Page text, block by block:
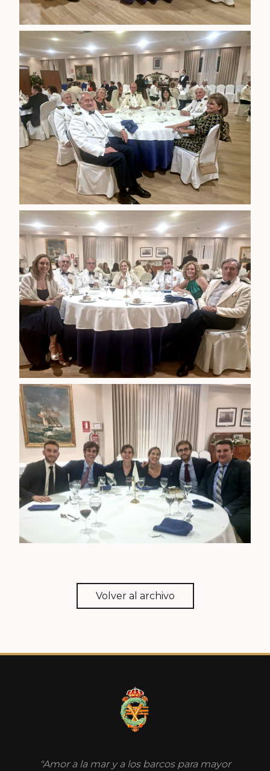
Volver al archivo
"Amor a la mar y a los barcos para mayor